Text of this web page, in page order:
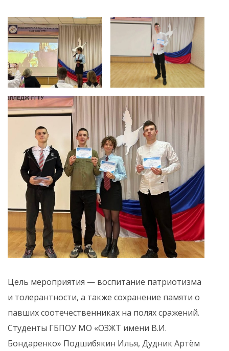
Цель мероприятия — воспитание патриотизма
и толерантности, а также сохранение памяти о
павших соотечественниках на полях сражений.
Студенты ГБПОУ МО «ОЗЖТ имени В.И.
Бондаренко» Подшибякин Илья, Дудник Артём